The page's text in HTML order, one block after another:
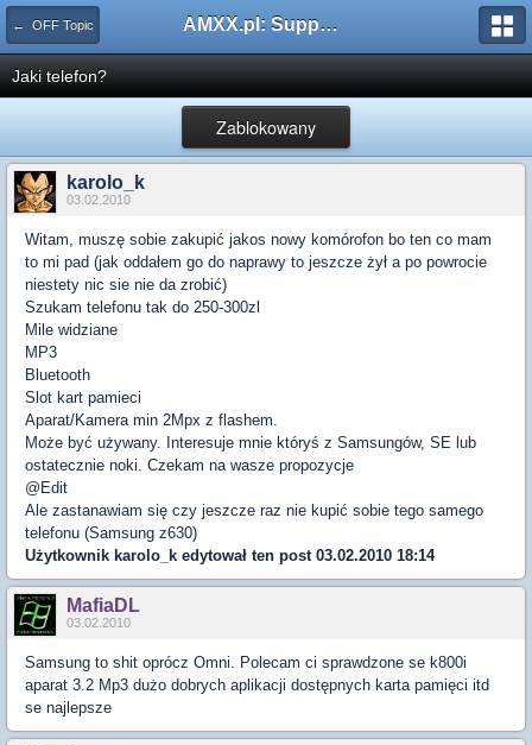
← OFF Topic AMXX.pl: Support AMX Mod X i SourceMod
Jaki telefon?
Zablokowany
karolo_k
03.02.2010
Witam, muszę sobie zakupić jakos nowy komórofon bo ten co mam
to mi pad (jak oddałem go do naprawy to jeszcze żył a po powrocie
niestety nic sie nie da zrobić)
Szukam telefonu tak do 250-300zl
Mile widziane
MP3
Bluetooth
Slot kart pamieci
Aparat/Kamera min 2Mpx z flashem.
Może być używany. Interesuje mnie któryś z Samsungów, SE lub
ostatecznie noki. Czekam na wasze propozycje
@Edit
Ale zastanawiam się czy jeszcze raz nie kupić sobie tego samego
telefonu (Samsung z630)
Użytkownik karolo_k edytował ten post 03.02.2010 18:14
MafiaDL
03.02.2010
Samsung to shit oprócz Omni. Polecam ci sprawdzone se k800i
aparat 3.2 Mp3 dużo dobrych aplikacji dostępnych karta pamięci itd
se najlepsze